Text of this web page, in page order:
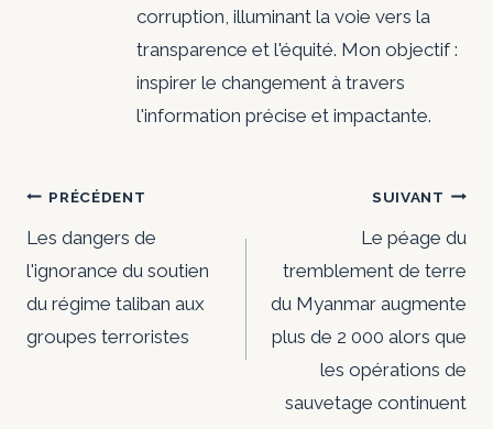
corruption, illuminant la voie vers la
transparence et l'équité. Mon objectif :
inspirer le changement à travers
l'information précise et impactante.
Navigation
de
l’article
PRÉCÉDENT
Les dangers de
l'ignorance du soutien
du régime taliban aux
groupes terroristes
SUIVANT
Le péage du
tremblement de terre
du Myanmar augmente
plus de 2 000 alors que
les opérations de
sauvetage continuent